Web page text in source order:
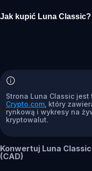
Jak kupić Luna Classic?
Strona Luna Classic
Crypto.com , który
rynkową i wykresy na
kryptowalut.
Konwertuj Luna
(CAD)